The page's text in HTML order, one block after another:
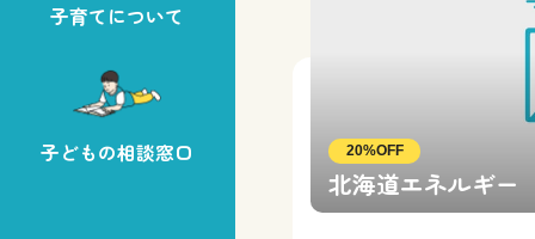
子育てについて
子どもの相談窓口 20%OFF
北海道エネルギ